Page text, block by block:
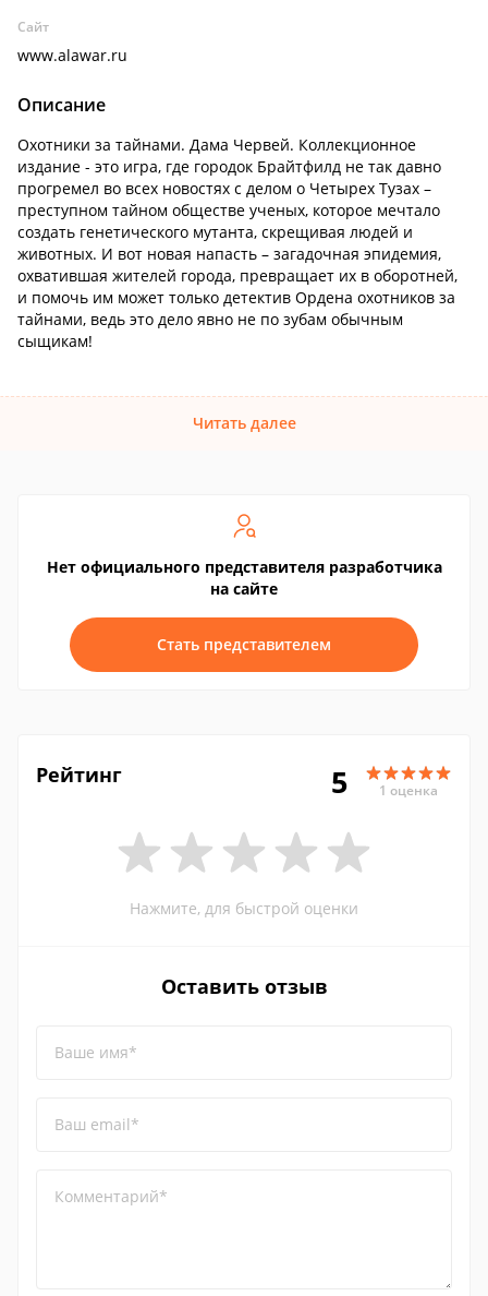
Сайт
www.alawar.ru
Описание
Охотники за тайнами. Дама Червей. Коллекционное
издание - это игра, где городок Брайтфилд не так давно
прогремел во всех новостях с делом о Четырех Тузах –
преступном тайном обществе ученых, которое мечтало
создать генетического мутанта, скрещивая людей и
животных. И вот новая напасть – загадочная эпидемия,
охватившая жителей города, превращает их в оборотней,
и помочь им может только детектив Ордена охотников за
тайнами, ведь это дело явно не по зубам обычным
сыщикам!
Читать далее
Нет официального представителя разработчика
на сайте
Стать представителем
Рейтинг 5 1 оценка
Нажмите, для быстрой оценки
Оставить отзыв
Ваше имя*
Ваш email*
Комментарий*